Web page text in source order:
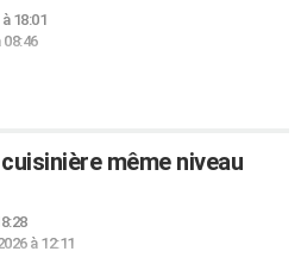
18:01
même niveau
à 12:11